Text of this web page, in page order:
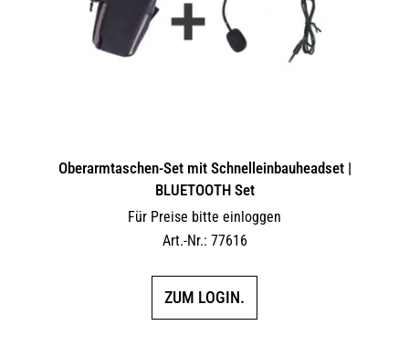
Oberarmtaschen-Set mit Schnelleinbauheadset |
BLUETOOTH Set
Für Preise bitte einloggen
Art.-Nr.: 77616
ZUM LOGIN.